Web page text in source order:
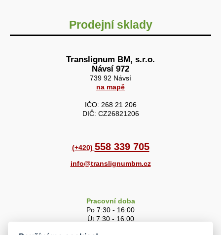
Prodejní sklady
Translignum BM, s.r.o.
Návsí 972
739 92 Návsí
na mapě
IČO: 268 21 206
DIČ: CZ26821206
(+420) 558 339 705
info@translignumbm.cz
Pracovní doba
Po 7:30 - 16:00
Út 7:30 - 16:00